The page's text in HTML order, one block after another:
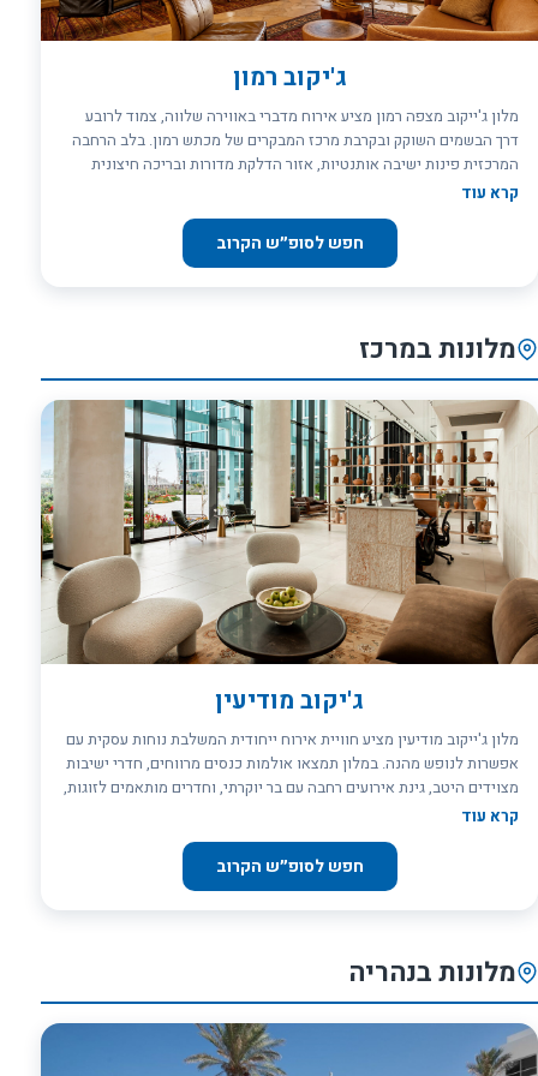
ג'יקוב רמון
מלון ג'ייקוב מצפה רמון מציע אירוח מדברי באווירה שלווה, צמוד לרובע
דרך הבשמים השוקק ובקרבת מרכז המבקרים של מכתש רמון. בלב הרחבה
המרכזית פינות ישיבה אותנטיות, אזור הדלקת מדורות ובריכה חיצונית
הצופה להרי המדבר
קרא עוד
חפש לסופ״ש הקרוב
מלונות במרכז
ג'יקוב מודיעין
מלון ג'ייקוב מודיעין מציע חוויית אירוח ייחודית המשלבת נוחות עסקית עם
אפשרות לנופש מהנה. במלון תמצאו אולמות כנסים מרווחים, חדרי ישיבות
מצוידים היטב, גינת אירועים רחבה עם בר יוקרתי, וחדרים מותאמים לזוגות,
משפחות ואורחים בודדים. מיקומו הנוח של המלון, קרוב לפארק ענבה,
קרא עוד
חפש לסופ״ש הקרוב
מלונות בנהריה